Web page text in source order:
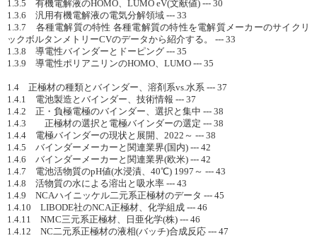
1.3.5 有機電解液のHOMO、LUMO eV(文献値) --- 30
1.3.6 汎用有機電解液の電気分解領域 --- 33
1.3.7 各種電解質の特性 各種電解質の特性を電解質メーカーのサイクリ
ックボルタンメトリーCVのデータから紹介する。 --- 33
1.3.8 導電性バインダーとドーピング --- 35
1.3.9 導電性ポリアニリンのHOMO、LUMO --- 35
1.4 正極材の種類とバインダー、溶剤系vs.水系 --- 37
1.4.1 電池製造とバインダー、技術情報 --- 37
1.4.2 正・負極電極のバインダー、選択と集中 --- 38
1.4.3 正極材の選択と電極バインダーの選定 --- 38
1.4.4 電極バインダーの現状と展開、2022～ --- 38
1.4.5 バインダーメーカーと関連業界(国内) --- 42
1.4.6 バインダーメーカーと関連業界(欧米) --- 42
1.4.7 電池活物質のpH値(水浸漬、40℃) 1997～ --- 43
1.4.8 活物質の水による溶出と吸水率 --- 43
1.4.9 NCAハイニッケル二元系正極材のデータ --- 45
1.4.10 LIBODE社のNCA正極材、化学組成 --- 46
1.4.11 NMC三元系正極材、日亜化学(株) --- 46
1.4.12 NC二元系正極材の液相(バッチ)合成反応 --- 47